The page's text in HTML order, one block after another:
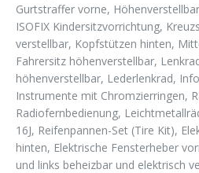
Gurtstraffer vorne,
ISOFIX Kindersitzvorrichtung,
verstellbar, Kopfstützen hinten,
Fahrersitz höhenverstellbar,
höhenverstellbar, Lederlenkrad,
Instrumente mit Chromzierringen,
Radiofernbedienung,
16J, Reifenpannen-Set (Tire Kit),
hinten, Elektrische Fensterheber
und links beheizbar und elektrisch